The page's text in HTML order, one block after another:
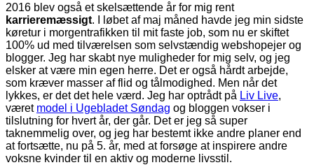
2016 blev også et skelsættende år for mig rent
karrieremæssigt. I løbet af maj måned havde jeg min sidste
køretur i morgentrafikken til mit faste job, som nu er skiftet
100% ud med tilværelsen som selvstændig webshopejer og
blogger. Jeg har skabt nye muligheder for mig selv, og jeg
elsker at være min egen herre. Det er også hårdt arbejde,
som kræver masser af flid og tålmodighed. Men når det
lykkes, er det det hele værd. Jeg har optrådt på Liv Live,
været model i Ugebladet Søndag og bloggen vokser i
tilslutning for hvert år, der går. Det er jeg så super
taknemmelig over, og jeg har bestemt ikke andre planer end
at fortsætte, nu på 5. år, med at forsøge at inspirere andre
voksne kvinder til en aktiv og moderne livsstil.